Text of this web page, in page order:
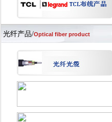
光纤产品/Optical fiber product